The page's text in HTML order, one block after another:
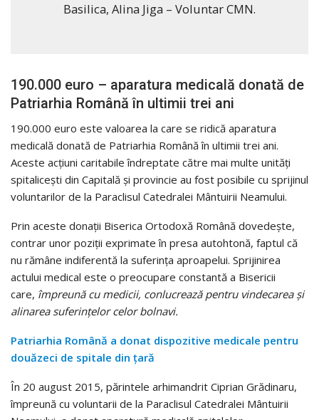
Basilica, Alina Jiga – Voluntar CMN.
190.000 euro – aparatura medicală donată de
Patriarhia Română în ultimii trei ani
190.000 euro este valoarea la care se ridică aparatura
medicală donată de Patriarhia Română în ultimii trei ani.
Aceste acţiuni caritabile îndreptate către mai multe unităţi
spitaliceşti din Capitală şi provincie au fost posibile cu sprijinul
voluntarilor de la Paraclisul Catedralei Mântuirii Neamului.
Prin aceste donaţii Biserica Ortodoxă Română dovedeşte,
contrar unor poziţii exprimate în presa autohtonă, faptul că
nu rămâne indiferentă la suferinţa aproapelui. Sprijinirea
actului medical este o preocupare constantă a Bisericii
care, împreună cu medicii, conlucrează pentru vindecarea şi
alinarea suferinţelor celor bolnavi.
Patriarhia Română a donat dispozitive medicale pentru
douăzeci de spitale din țară
În 20 august 2015, părintele arhimandrit Ciprian Grădinaru,
împreună cu voluntarii de la Paraclisul Catedralei Mântuirii